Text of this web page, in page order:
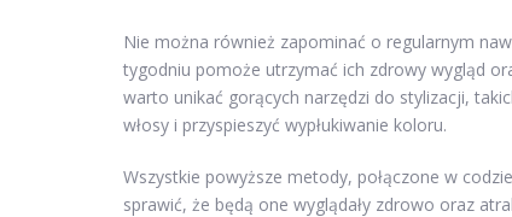
Nie można również zapominać o regularnym
tygodniu pomoże utrzymać ich zdrowy wygląd
warto unikać gorących narzędzi do stylizacji,
włosy i przyspieszyć wypłukiwanie koloru.
Wszystkie powyższe metody, połączone w
sprawić, że będą one wyglądały zdrowo oraz